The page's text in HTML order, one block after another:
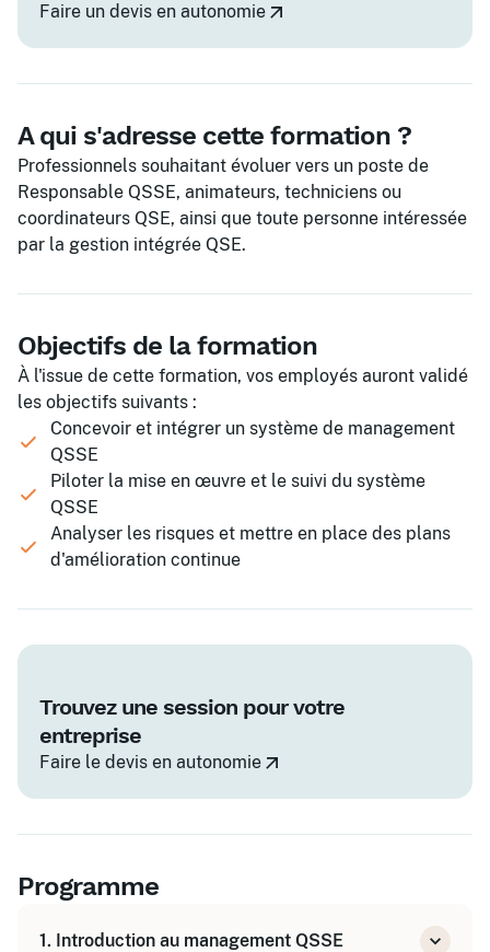
Faire un devis en autonomie
A qui s'adresse cette formation ?
Professionnels souhaitant évoluer vers un poste de
Responsable QSSE, animateurs, techniciens ou
coordinateurs QSE, ainsi que toute personne intéressée
par la gestion intégrée QSE.
Objectifs de la formation
À l'issue de cette formation, vos employés auront validé
les objectifs suivants :
Concevoir et intégrer un système de management
QSSE
Piloter la mise en œuvre et le suivi du système
QSSE
Analyser les risques et mettre en place des plans
d'amélioration continue
Trouvez une session pour votre
entreprise
Faire le devis en autonomie
Programme
1. Introduction au management QSSE